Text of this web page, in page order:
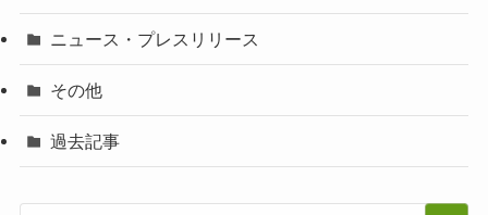
ニュース・プレスリリース
その他
過去記事